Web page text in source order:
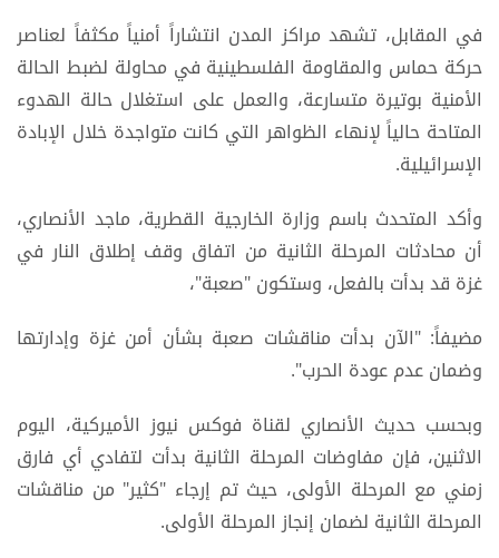
في المقابل، تشهد مراكز المدن انتشاراً أمنياً مكثفاً لعناصر
حركة حماس والمقاومة الفلسطينية في محاولة لضبط الحالة
الأمنية بوتيرة متسارعة، والعمل على استغلال حالة الهدوء
المتاحة حالياً لإنهاء الظواهر التي كانت متواجدة خلال الإبادة
الإسرائيلية.
وأكد المتحدث باسم وزارة الخارجية القطرية، ماجد الأنصاري،
أن محادثات المرحلة الثانية من اتفاق وقف إطلاق النار في
غزة قد بدأت بالفعل، وستكون "صعبة"،
مضيفاً: "الآن بدأت مناقشات صعبة بشأن أمن غزة وإدارتها
وضمان عدم عودة الحرب".
وبحسب حديث الأنصاري لقناة فوكس نيوز الأميركية، اليوم
الاثنين، فإن مفاوضات المرحلة الثانية بدأت لتفادي أي فارق
زمني مع المرحلة الأولى، حيث تم إرجاء "كثير" من مناقشات
المرحلة الثانية لضمان إنجاز المرحلة الأولى.